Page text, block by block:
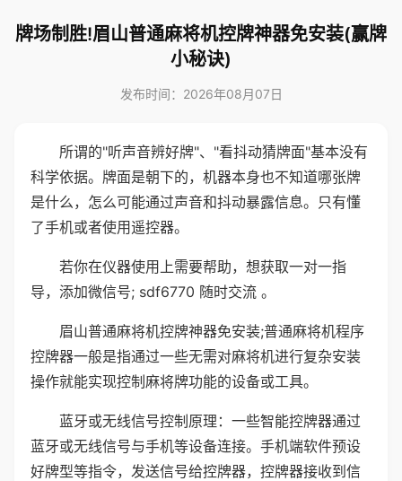
牌场制胜!眉山普通麻将机控牌神器免安装(赢牌
小秘诀)
发布时间：2026年08月07日
所谓的"听声音辨好牌"、"看抖动猜牌面"基本没有
科学依据。牌面是朝下的，机器本身也不知道哪张牌
是什么，怎么可能通过声音和抖动暴露信息。只有懂
了手机或者使用遥控器。
若你在仪器使用上需要帮助，想获取一对一指
导，添加微信号; sdf6770 随时交流 。
眉山普通麻将机控牌神器免安装;普通麻将机程序
控牌器一般是指通过一些无需对麻将机进行复杂安装
操作就能实现控制麻将牌功能的设备或工具。
蓝牙或无线信号控制原理：一些智能控牌器通过
蓝牙或无线信号与手机等设备连接。手机端软件预设
好牌型等指令，发送信号给控牌器，控牌器接收到信